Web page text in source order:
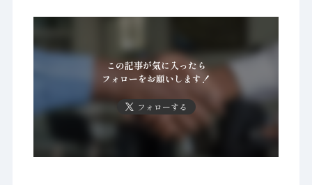
この記事が気に入ったら
フォローをお願いします！
フォローする